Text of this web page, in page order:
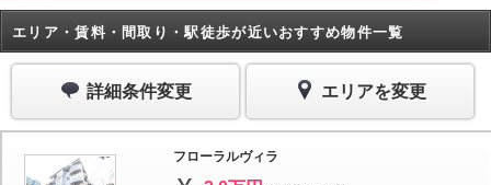
エリア・賃料・間取り・駅徒歩が近いおすすめ物件一覧
詳細条件変更 エリアを変更
フローラルヴィラ